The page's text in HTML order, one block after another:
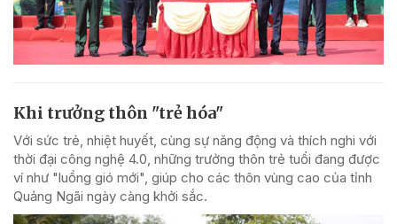
Khi trưởng thôn "trẻ hóa"
Với sức trẻ, nhiệt huyết, cùng sự năng động và thích nghi với
thời đại công nghệ 4.0, những trưởng thôn trẻ tuổi đang được
ví như "luồng gió mới", giúp cho các thôn vùng cao của tỉnh
Quảng Ngãi ngày càng khởi sắc.